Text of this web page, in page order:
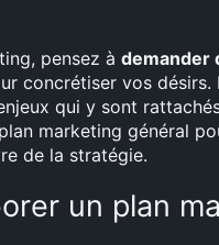
pensez à demander
concrétiser vos désirs.
qui y sont
marketing général
de la stratégie.
un plan